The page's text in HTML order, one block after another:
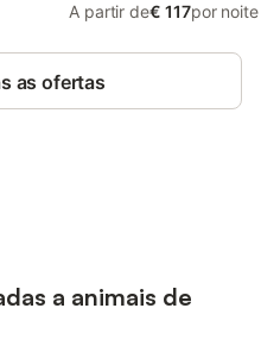
A partir de€ 117por noite
as ofertas
a animais de